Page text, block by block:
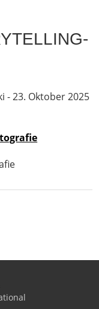
-23. Oktober 2025